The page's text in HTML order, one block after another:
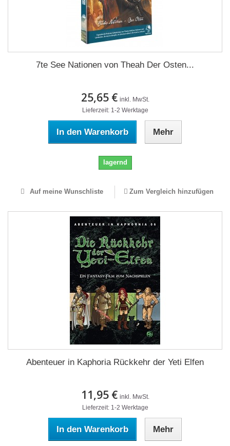
7te See Nationen von Theah Der Osten...
25,65 € inkl. MwSt.
Lieferzeit: 1-2 Werktage
In den Warenkorb Mehr
lagernd
Auf meine Wunschliste Zum Vergleich hinzufügen
Abenteuer in Kaphoria Rückkehr der Yeti Elfen
11,95 € inkl. MwSt.
Lieferzeit: 1-2 Werktage
In den Warenkorb Mehr